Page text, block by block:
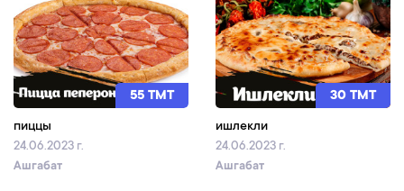
55 TMT
пиццы
24.06.2023 г.
Ашгабат
30 TMT
ишлекли
24.06.2023 г.
Ашгабат